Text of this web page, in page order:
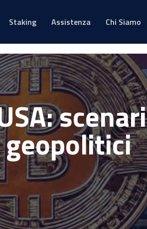
Staking Assistenza Chi Siamo
scenari